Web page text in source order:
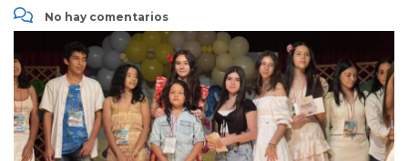
No hay comentarios